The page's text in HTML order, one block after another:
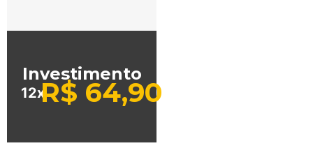
Investimento
12xR$ 64,90